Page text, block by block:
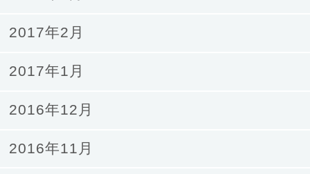
2017年2月
2017年1月
2016年12月
2016年11月